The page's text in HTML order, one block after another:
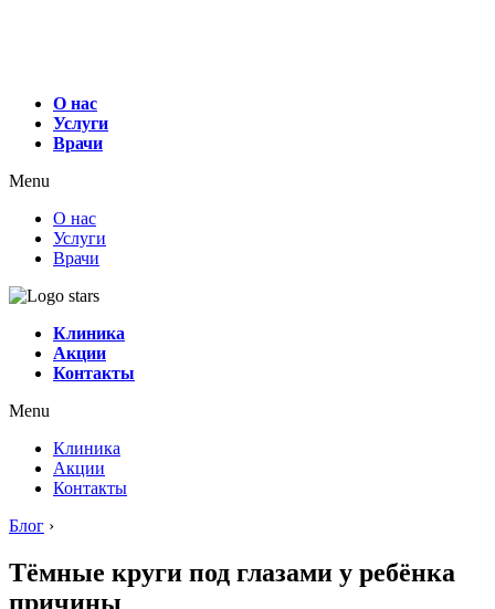
О нас
Услуги
Врачи
Menu
О нас
Услуги
Врачи
Клиника
Акции
Контакты
Menu
Клиника
Акции
Контакты
Блог ›
Тёмные круги под глазами у ребёнка
причины